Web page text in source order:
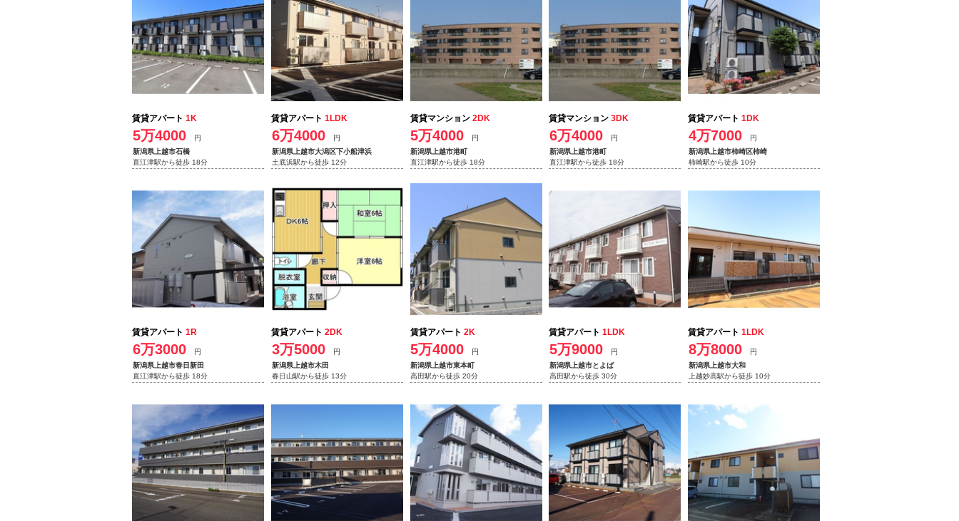
賃貸アパート 1K
5万4000
円
新潟県上越市石橋
直江津駅から徒歩 18分
賃貸アパート 1LDK
6万4000
円
新潟県上越市大潟区下小船津浜
土底浜駅から徒歩 12分
賃貸マンション 2DK
5万4000
円
新潟県上越市港町
直江津駅から徒歩 18分
賃貸マンション3DK
6万4000
円
新潟県上越市港町
直江津駅から徒歩 18分
賃貸アパート1DK
4万7000
円
新潟県上越市柿崎区柿崎
柿崎駅から徒歩 10分
賃貸アパート 1R
6万3000
円
新潟県上越市春日新田
直江津駅から徒歩 18分
賃貸アパート 2DK
3万5000
円
新潟県上越市木田
春日山駅から徒歩 13分
賃貸アパート 2K
5万4000
円
新潟県上越市東本町
高田駅から徒歩 20分
賃貸アパート1LDK
5万9000
円
新潟県上越市とよば
高田駅から徒歩 30分
賃貸アパート1LDK
8万8000
円
新潟県上越市大和
上越妙高駅から徒歩 10分